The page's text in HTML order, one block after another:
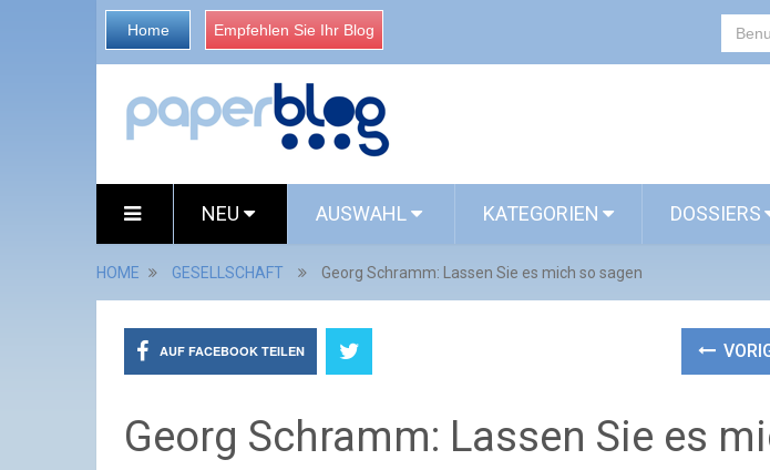
Home Empfehlen Sie Ihr Blog
NEU AUSWAHL KATEGORIEN DOSSIERS
HOME GESELLSCHAFT Georg Schramm: Lassen Sie es mich so sagen
AUF FACEBOOK TEILEN
Georg Schramm: Lassen Sie es